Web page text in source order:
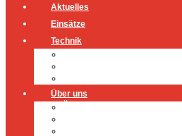
Aktuelles
Einsätze
Technik
Über uns